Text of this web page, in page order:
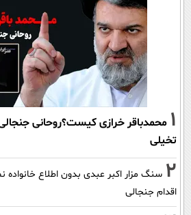
1 محمدباقر خرازی کیست؟روحانی جنجالی
تخیلی
2 سنگ مزار اکبر عبدی بدون اطلاع
اقدام جنجالی